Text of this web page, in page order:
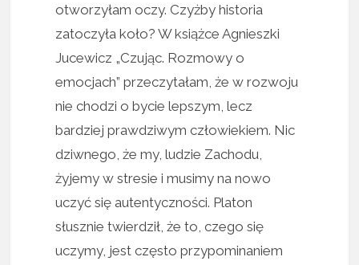
otworzyłam oczy. Czyżby historia
zatoczyła koło? W książce Agnieszki
Jucewicz „Czując. Rozmowy o
emocjach” przeczytałam, że w rozwoju
nie chodzi o bycie lepszym, lecz
bardziej prawdziwym człowiekiem. Nic
dziwnego, że my, ludzie Zachodu,
żyjemy w stresie i musimy na nowo
uczyć się autentyczności. Platon
słusznie twierdził, że to, czego się
uczymy, jest często przypominaniem